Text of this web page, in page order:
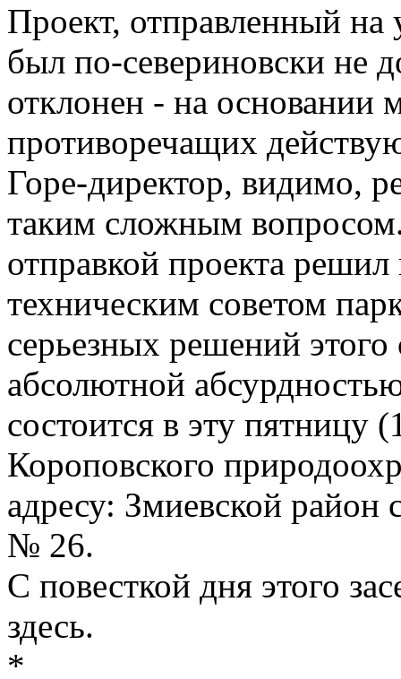
Проект, отправленный на
был по-севериновски не
отклонен - на основании
противоречащих
Горе-директор, видимо,
таким сложным
отправкой проекта решил
техническим советом
серьезных решений
абсолютной
состоится в эту пятницу
Короповского
адресу: Змиевской
№ 26.
С повесткой дня этого
здесь.
*